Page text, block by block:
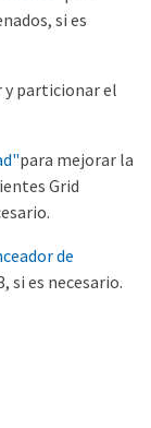
si es
y particionar el
para mejorar la
Grid
de
si es necesario.